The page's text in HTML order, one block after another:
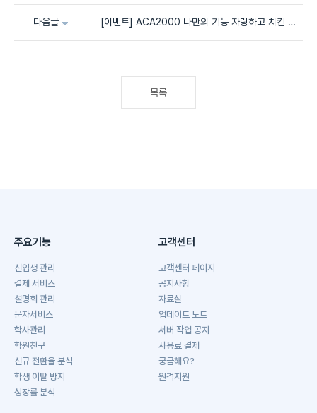
다음글 [이벤트] ACA2000 나만의 기능 자랑하고 치킨 먹자!(종료)
목록
주요기능
신입생 관리
결제 서비스
설명회 관리
문자서비스
학사관리
학원친구
신규 전환율 분석
학생 이탈 방지
성장률 분석
고객센터
고객센터 페이지
공지사항
자료실
업데이트 노트
서버 작업 공지
사용료 결제
궁금해요?
원격지원